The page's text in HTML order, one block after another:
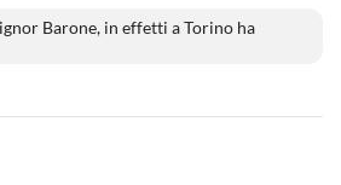
Barone, in effetti a Torino ha